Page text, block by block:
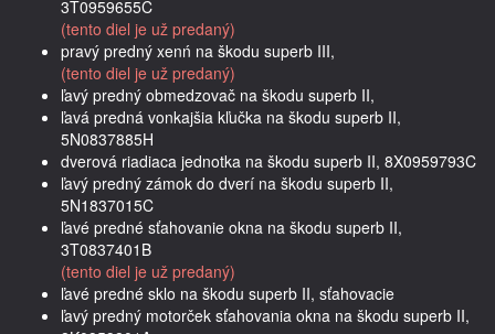
3T0959655C
(tento diel je už predaný)
pravý predný xenń na škodu superb III,
(tento diel je už predaný)
ľavý predný obmedzovač na škodu superb II,
ľavá predná vonkajšia kľučka na škodu superb II,
5N0837885H
dverová riadiaca jednotka na škodu superb II, 8X0959793C
ľavý predný zámok do dverí na škodu superb II,
5N1837015C
ľavé predné sťahovanie okna na škodu superb II,
3T0837401B
(tento diel je už predaný)
ľavé predné sklo na škodu superb II, sťahovacie
ľavý predný motorček sťahovania okna na škodu superb II,